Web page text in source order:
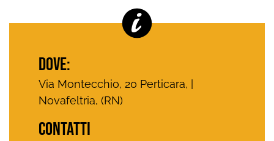
DOVE:
Via Montecchio, 20 Perticara, |
Novafeltria, (RN)
CONTATTI